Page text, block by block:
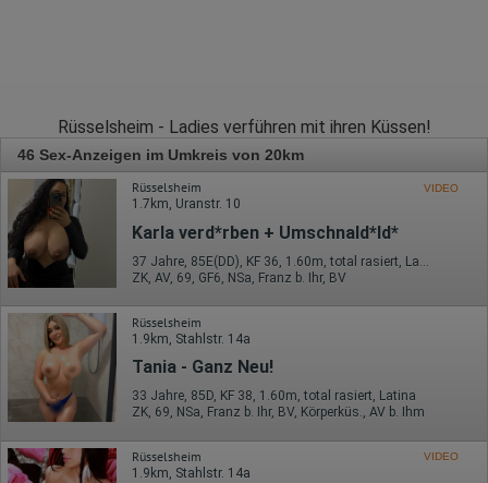
Rüsselsheim - Ladies verführen mit ihren Küssen!
46 Sex-Anzeigen im Umkreis von 20km
Rüsselsheim VIDEO
1.7km, Uranstr. 10
Karla verd*rben + Umschnald*ld*
37 Jahre, 85E(DD), KF 36, 1.60m, total rasiert, Latina
ZK, AV, 69, GF6, NSa, Franz b. Ihr, BV
Rüsselsheim
1.9km, Stahlstr. 14a
Tania - Ganz Neu!
33 Jahre, 85D, KF 38, 1.60m, total rasiert, Latina
ZK, 69, NSa, Franz b. Ihr, BV, Körperküs., AV b. Ihm
Rüsselsheim VIDEO
1.9km, Stahlstr. 14a